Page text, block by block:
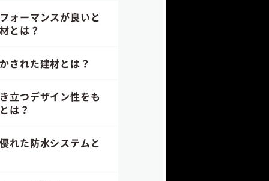
ォーマンスが良いと
とは？
された建材とは？
立つデザイン性をも
は？
れた防水システムと